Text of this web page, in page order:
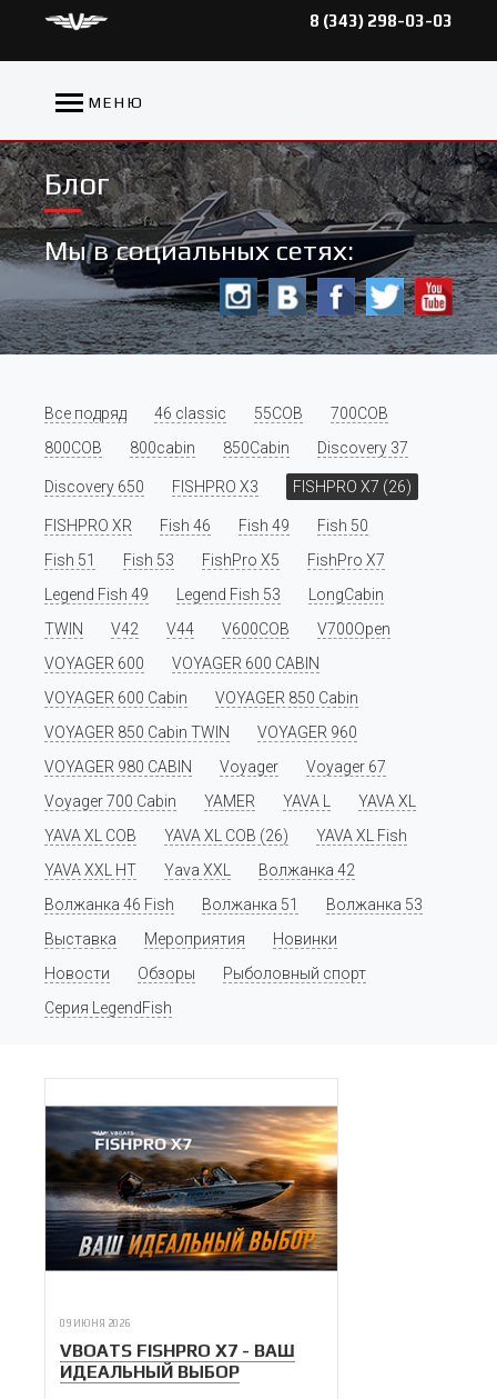
8 (343) 298-03-03
МЕНЮ
Блог
Мы в социальных сетях:
Все подряд 46 classic 55COB
700COB
800COB
800cabin 850Cabin Discovery 37
Discovery 650 FISHPRO X3 FISHPRO X7 (26)
FISHPRO XR Fish 46 Fish 49
Fish 50
Fish 51
Fish 53 FishPro X5
FishPro X7
Legend Fish 49
Legend Fish 53
LongCabin
TWIN
V42 V44 V600COB
V700Open
VOYAGER 600
VOYAGER 600 CABIN
VOYAGER 600 Cabin
VOYAGER 850 Cabin
VOYAGER 850 Cabin TWIN
VOYAGER 960
VOYAGER 980 CABIN
Voyager
Voyager 67
Voyager 700 Cabin
YAMER YAVA L
YAVA XL
YAVA XL COB
YAVA XL COB (26)
YAVA XL Fish
YAVA XXL HT
Yava XXL
Волжанка 42
Волжанка 46 Fish
Волжанка 51
Волжанка 53
Выставка
Мероприятия
Новинки
Новости
Обзоры
Рыболовный спорт
Серия LegendFish
09 ИЮНЯ 2026
VBOATS FISHPRO X7 - ВАШ
ИДЕАЛЬНЫЙ ВЫБОР